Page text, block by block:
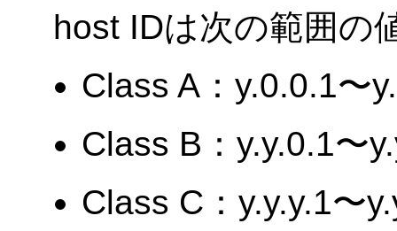
host IDは次の範囲の
Class A：y.0.0.1〜
Class B：y.y.0.1〜
Class C：y.y.y.1〜